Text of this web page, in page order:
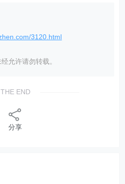
3120.html
允许请勿转载。
THE END
分享